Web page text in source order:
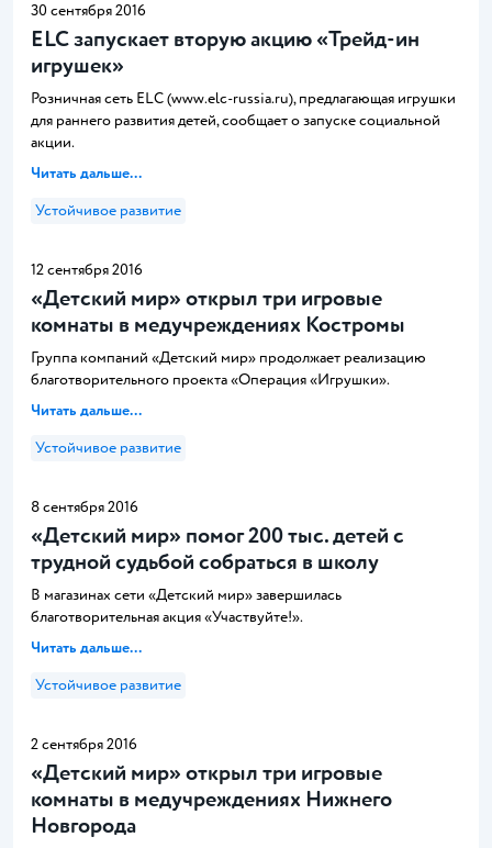
30 сентября 2016
ELC запускает вторую акцию «Трейд-ин
игрушек»
Розничная сеть ELC (www.elc-russia.ru), предлагающая игрушки
для раннего развития детей, сообщает о запуске социальной
акции.
Читать дальше...
Устойчивое развитие
12 сентября 2016
«Детский мир» открыл три игровые
комнаты в медучреждениях Костромы
Группа компаний «Детский мир» продолжает реализацию
благотворительного проекта «Операция «Игрушки».
Читать дальше...
Устойчивое развитие
8 сентября 2016
«Детский мир» помог 200 тыс. детей с
трудной судьбой собраться в школу
В магазинах сети «Детский мир» завершилась
благотворительная акция «Участвуйте!».
Читать дальше...
Устойчивое развитие
2 сентября 2016
«Детский мир» открыл три игровые
комнаты в медучреждениях Нижнего
Новгорода